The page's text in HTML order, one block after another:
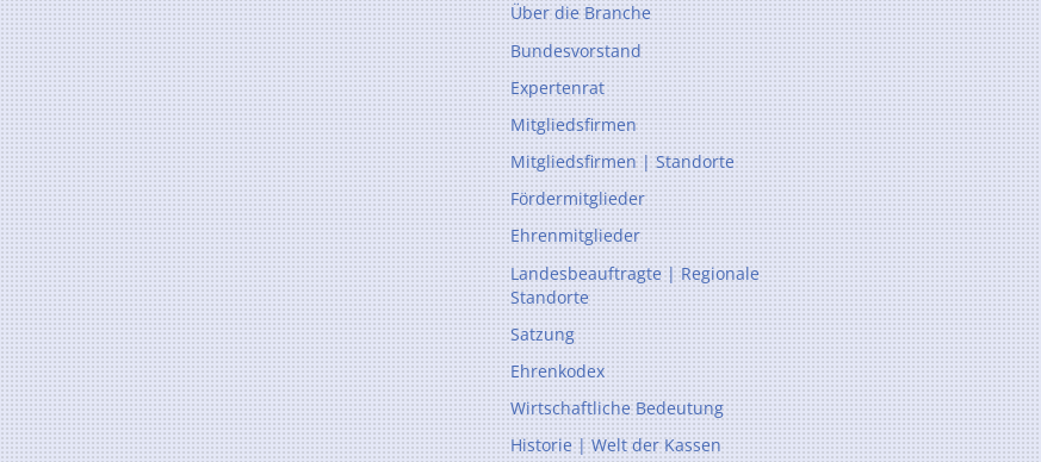
Über die Branche
Bundesvorstand
Expertenrat
Mitgliedsfirmen
Mitgliedsfirmen | Standorte
Fördermitglieder
Ehrenmitglieder
Landesbeauftragte | Regionale
Standorte
Satzung
Ehrenkodex
Wirtschaftliche Bedeutung
Historie | Welt der Kassen